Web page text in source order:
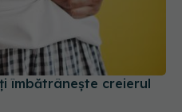
îmbătrânește creierul